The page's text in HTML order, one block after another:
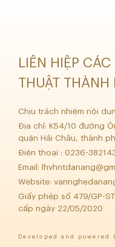
LIÊN HIỆP
THUẬT
Chịu trách nhiệm nội
Địa chỉ: K54/10 đường
quận Hải Châu, thành
Điện thoại : 0236-
Email:
Website:
Giấy phép số 479/GP-
cấp ngày 22/05/2020
Developed and powered